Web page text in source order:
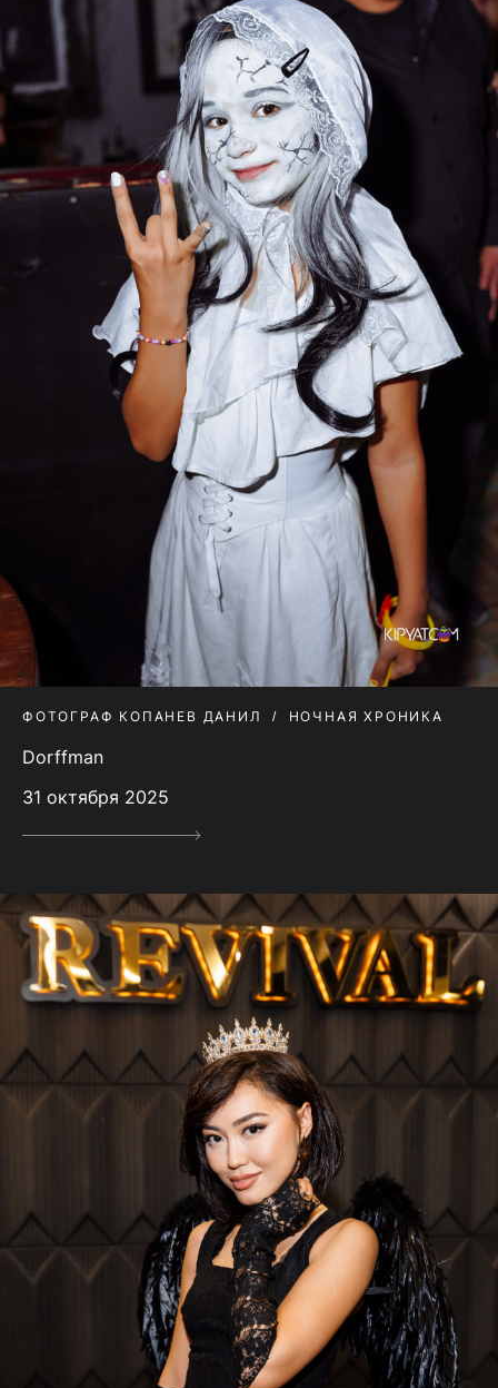
ФОТОГРАФ КОПАНЕВ ДАНИЛ НОЧНАЯ ХРОНИКА
Dorffman
31 октября 2025